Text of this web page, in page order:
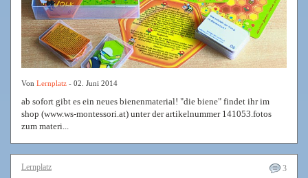
Von Lernplatz - 02. Juni 2014
ab sofort gibt es ein neues bienenmaterial! "die biene" findet ihr im
shop (www.ws-montessori.at) unter der artikelnummer 141053.fotos
zum materi...
3
Lernplatz